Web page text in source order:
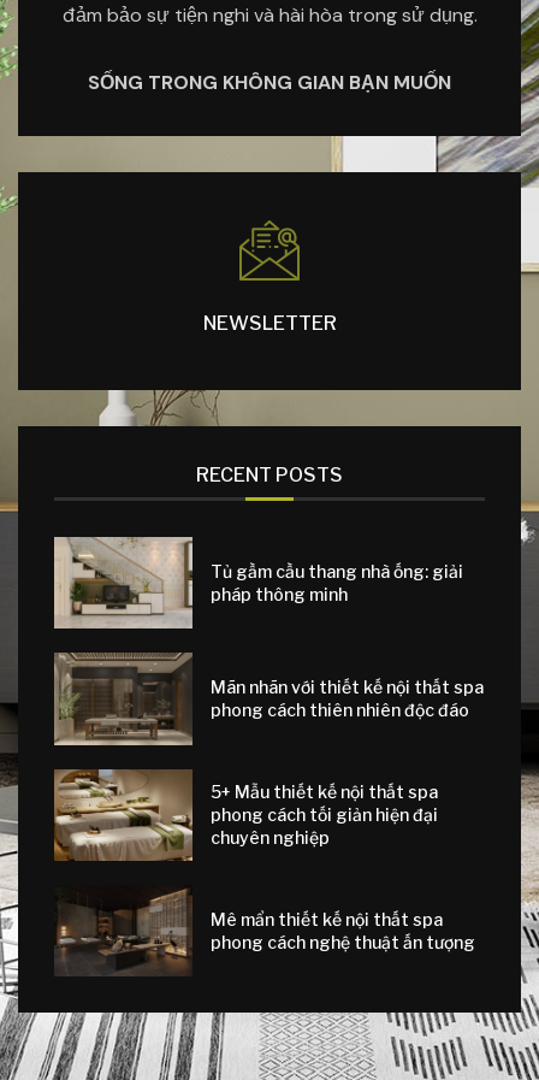
đảm bảo sự tiện nghi và hài hòa trong sử dụng.
SỐNG TRONG KHÔNG GIAN BẠN MUỐN
NEWSLETTER
RECENT POSTS
Tủ gầm cầu thang nhà ống: giải
pháp thông minh
Mãn nhãn với thiết kế nội thất spa
phong cách thiên nhiên độc đáo
5+ Mẫu thiết kế nội thất spa
phong cách tối giản hiện đại
chuyên nghiệp
Mê mẩn thiết kế nội thất spa
phong cách nghệ thuật ấn tượng